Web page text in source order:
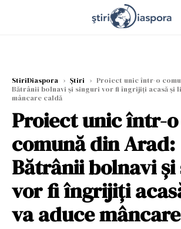
StiriDiaspora › Știri › Proiect unic într-o
Bătrânii bolnavi și singuri vor fi îngrijiți acasă și
mâncare caldă
Proiect unic într-o
comună din Arad:
Bătrânii bolnavi
vor fi îngrijiți
va aduce